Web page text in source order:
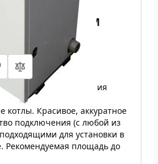
ATON Atmo 10ЕМ
камерой сгорания
современные
котлы. Красивое, аккуратное
подключения (с любой из
для установки в
Рекомендуемая площадь до